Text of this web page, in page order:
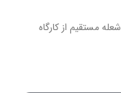
نام :لوستر برنز برنجی طرح ویشکا ۶شاخه ۱۲شعله مستقیم از کارگاه